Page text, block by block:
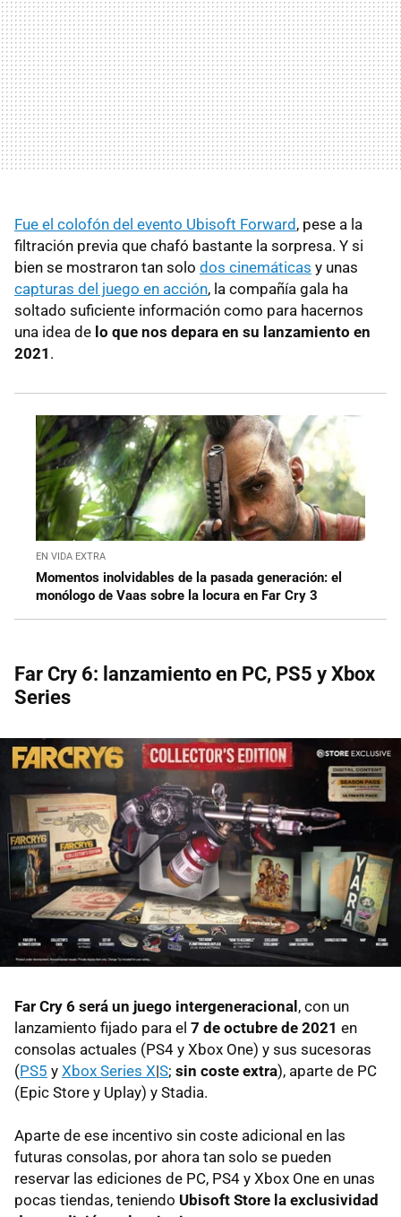
Fue el colofón del evento Ubisoft Forward, pese a la
filtración previa que chafó bastante la sorpresa. Y si
bien se mostraron tan solo dos cinemáticas y unas
capturas del juego en acción, la compañía gala ha
soltado suficiente información como para hacernos
una idea de lo que nos depara en su lanzamiento en
2021 .
EN VIDA EXTRA
Momentos inolvidables de la pasada generación: el
monólogo de Vaas sobre la locura en Far Cry 3
Far Cry 6: lanzamiento en PC, PS5 y Xbox
Series
Far Cry 6 será un juego intergeneracional, con un
lanzamiento fijado para el 7 de octubre de 2021 en
consolas actuales (PS4 y Xbox One) y sus sucesoras
(PS5 y Xbox Series X|S; sin coste extra), aparte de PC
(Epic Store y Uplay) y Stadia.
Aparte de ese incentivo sin coste adicional en las
futuras consolas, por ahora tan solo se pueden
reservar las ediciones de PC, PS4 y Xbox One en unas
pocas tiendas, teniendo Ubisoft Store la exclusividad